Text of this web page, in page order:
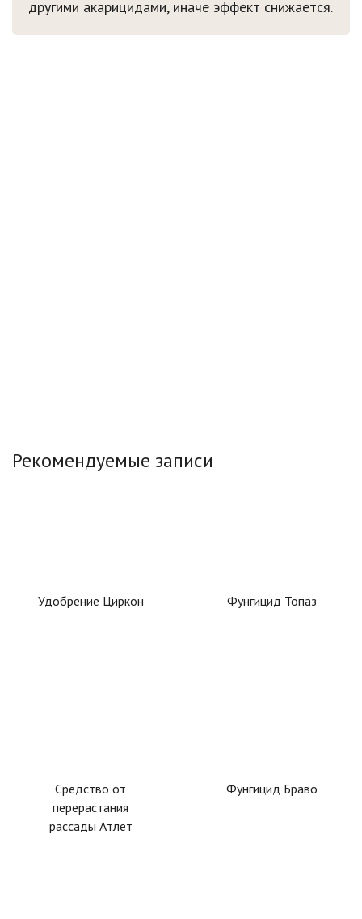
другими акарицидами, иначе эффект снижается.
Рекомендуемые записи
Удобрение Циркон Фунгицид Топаз
Средство от
перерастания
рассады Атлет
Фунгицид Браво